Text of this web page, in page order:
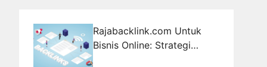
Rajabacklink.com Untuk
Bisnis Online: Strategi